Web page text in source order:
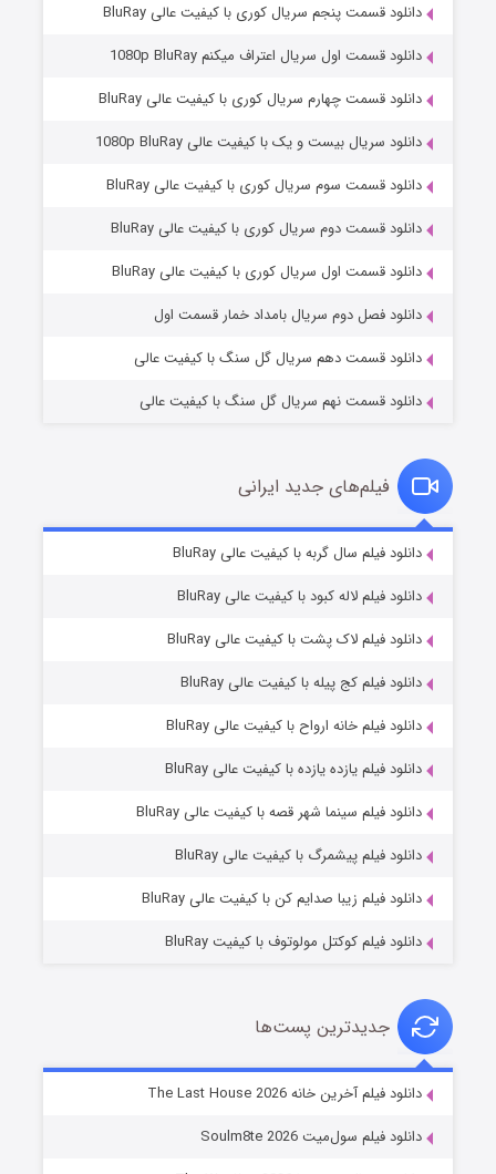
مردگان متحرک: شهر مرده ۳
قسمت۲ (زیرنویس) منتشر شد
قسمت۷ (زیرنویس) منتشر شد
خاندان اژدها فصل ۳
دانلود قسمت پنجم سریال کوری با کیفیت عالی BluRay
دانلود قسمت اول سریال اعتراف میکنم 1080p BluRay
دانلود قسمت چهارم سریال کوری با کیفیت عالی BluRay
دانلود سریال بیست و یک با کیفیت عالی 1080p BluRay
دانلود قسمت سوم سریال کوری با کیفیت عالی BluRay
دانلود قسمت دوم سریال کوری با کیفیت عالی BluRay
دانلود قسمت اول سریال کوری با کیفیت عالی BluRay
دانلود فصل دوم سریال بامداد خمار قسمت اول
دانلود قسمت دهم سریال گل سنگ با کیفیت عالی
دانلود قسمت نهم سریال گل سنگ با کیفیت عالی
فیلم‌های جدید ایرانی
دانلود فیلم سال گربه با کیفیت عالی BluRay
دانلود فیلم لاله کبود با کیفیت عالی BluRay
دانلود فیلم لاک پشت با کیفیت عالی BluRay
دانلود فیلم کج‌ پیله با کیفیت عالی BluRay
دانلود فیلم خانه ارواح با کیفیت عالی BluRay
دانلود فیلم یازده یازده با کیفیت عالی BluRay
دانلود فیلم سینما شهر قصه با کیفیت عالی BluRay
دانلود فیلم پیشمرگ با کیفیت عالی BluRay
دانلود فیلم زیبا صدایم کن با کیفیت عالی BluRay
دانلود فیلم کوکتل مولوتوف با کیفیت BluRay
جدیدترین پست‌ها
دانلود فیلم آخرین خانه The Last House 2026
دانلود فیلم سول‌میت Soulm8te 2026